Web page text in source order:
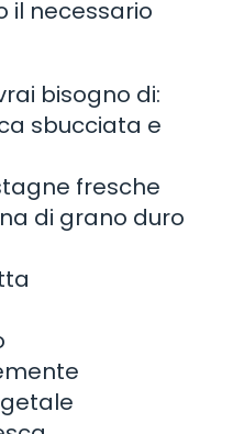
il necessario
bisogno di:
sbucciata e
fresche
di grano duro